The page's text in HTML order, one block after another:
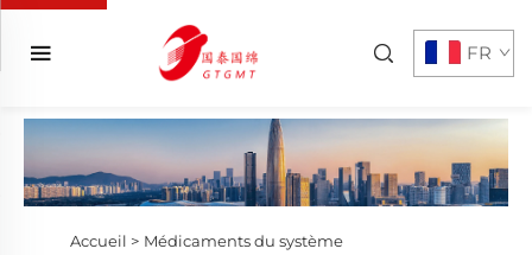
FR
Accueil > Médicaments du système